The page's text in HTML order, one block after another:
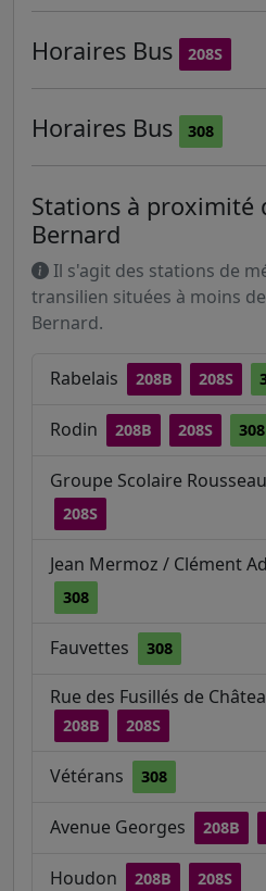
Horaires Bus 208S
Horaires Bus 308
Stations à proximité
Bernard
Il s'agit des stations de
transilien situées à moins
Bernard.
Rabelais 208B 208S
Rodin 208B 208S 308
Groupe Scolaire Rousseau
208S
Jean Mermoz / Clément
308
Fauvettes 308
Rue des Fusillés de
208B 208S
Vétérans 308
Avenue Georges 208B
Houdon 208B 208S